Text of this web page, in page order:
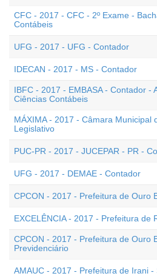
CFC - 2017 - CFC - 2º Exame -
Contábeis
UFG - 2017 - UFG - Contador
IDECAN - 2017 - MS - Contador
IBFC - 2017 - EMBASA - Contador -
Ciências Contábeis
MÁXIMA - 2017 - Câmara Municipal
Legislativo
PUC-PR - 2017 - JUCEPAR - PR -
UFG - 2017 - DEMAE - Contador
CPCON - 2017 - Prefeitura de Ouro
EXCELÊNCIA - 2017 - Prefeitura de
CPCON - 2017 - Prefeitura de Ouro
Previdenciário
AMAUC - 2017 - Prefeitura de Irani -